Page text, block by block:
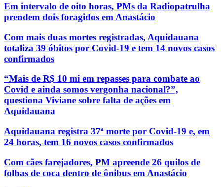
Em intervalo de oito horas, PMs da Radiopatrulha
prendem dois foragidos em Anastácio
Com mais duas mortes registradas, Aquidauana
totaliza 39 óbitos por Covid-19 e tem 14 novos casos
confirmados
“Mais de R$ 10 mi em repasses para combate ao
Covid e ainda somos vergonha nacional?”,
questiona Viviane sobre falta de ações em
Aquidauana
Aquidauana registra 37ª morte por Covid-19 e, em
24 horas, tem 16 novos casos confirmados
Com cães farejadores, PM apreende 26 quilos de
folhas de coca dentro de ônibus em Anastácio